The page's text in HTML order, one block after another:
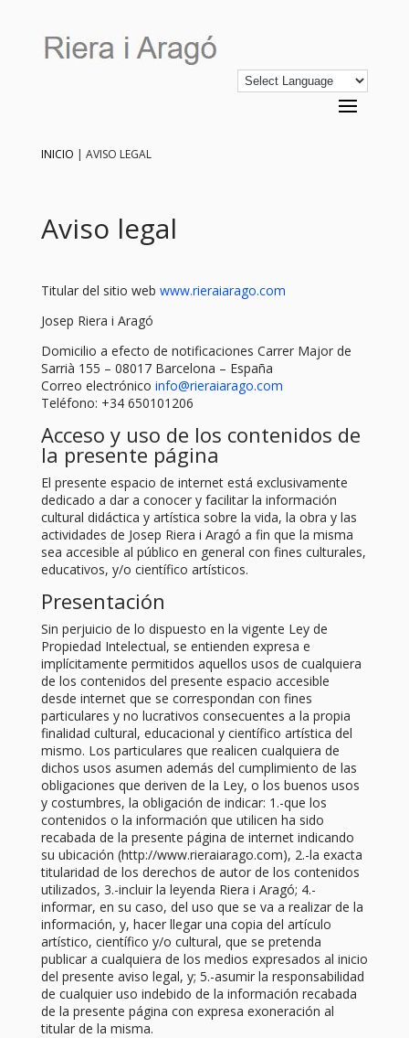
INICIO | AVISO LEGAL
Aviso legal
Titular del sitio web www.rieraiarago.com
Josep Riera i Aragó
Domicilio a efecto de notificaciones Carrer Major de
Sarrià 155 – 08017 Barcelona – España
Correo electrónico info@rieraiarago.com
Teléfono: +34 650101206
Acceso y uso de los contenidos de
la presente página
El presente espacio de internet está exclusivamente
dedicado a dar a conocer y facilitar la información
cultural didáctica y artística sobre la vida, la obra y las
actividades de Josep Riera i Aragó a fin que la misma
sea accesible al público en general con fines culturales,
educativos, y/o científico artísticos.
Presentación
Sin perjuicio de lo dispuesto en la vigente Ley de
Propiedad Intelectual, se entienden expresa e
implícitamente permitidos aquellos usos de cualquiera
de los contenidos del presente espacio accesible
desde internet que se correspondan con fines
particulares y no lucrativos consecuentes a la propia
finalidad cultural, educacional y científico artística del
mismo. Los particulares que realicen cualquiera de
dichos usos asumen además del cumplimiento de las
obligaciones que deriven de la Ley, o los buenos usos
y costumbres, la obligación de indicar: 1.-que los
contenidos o la información que utilicen ha sido
recabada de la presente página de internet indicando
su ubicación (http://www.rieraiarago.com), 2.-la exacta
titularidad de los derechos de autor de los contenidos
utilizados, 3.-incluir la leyenda Riera i Aragó; 4.-
informar, en su caso, del uso que se va a realizar de la
información, y, hacer llegar una copia del artículo
artístico, científico y/o cultural, que se pretenda
publicar a cualquiera de los medios expresados al inicio
del presente aviso legal, y; 5.-asumir la responsabilidad
de cualquier uso indebido de la información recabada
de la presente página con expresa exoneración al
titular de la misma.